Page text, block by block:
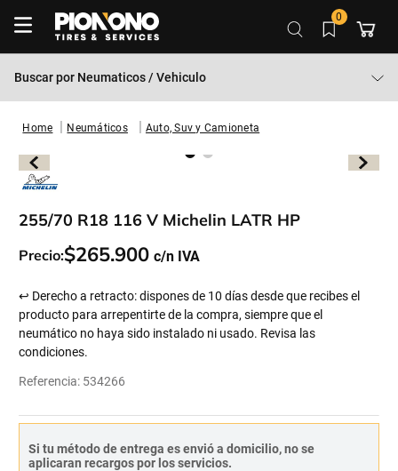
0
Buscar por Neumaticos / Vehiculo
Neumáticos Auto, Suv y Camioneta
255/70 R18 116 V Michelin LATR HP
Precio:$265.900
↩ Derecho a retracto: dispones de 10 días desde que recibes el
producto para arrepentirte de la compra, siempre que el
neumático no haya sido instalado ni usado. Revisa las
condiciones.
Referencia: 534266
Si tu método de entrega es envió a domicilio, no se
aplicaran recargos por los servicios.